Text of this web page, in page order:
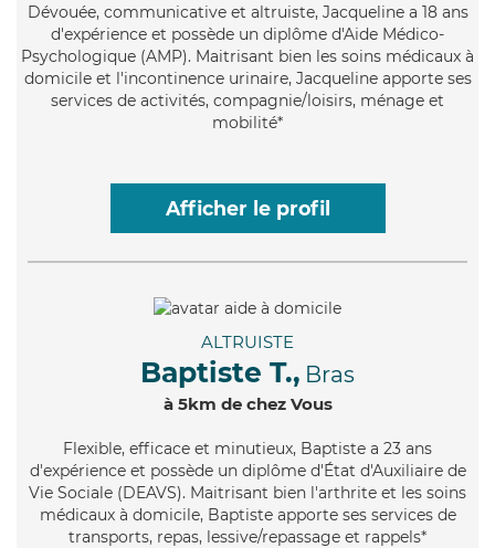
Dévouée, communicative et altruiste, Jacqueline a 18 ans
d'expérience et possède un diplôme d'Aide Médico-
Psychologique (AMP). Maitrisant bien les soins médicaux à
domicile et l'incontinence urinaire, Jacqueline apporte ses
services de activités, compagnie/loisirs, ménage et
mobilité*
Afficher le profil
ALTRUISTE
Baptiste T., Bras
à 5km de chez Vous
Flexible, efficace et minutieux, Baptiste a 23 ans
d'expérience et possède un diplôme d'État d'Auxiliaire de
Vie Sociale (DEAVS). Maitrisant bien l'arthrite et les soins
médicaux à domicile, Baptiste apporte ses services de
transports, repas, lessive/repassage et rappels*